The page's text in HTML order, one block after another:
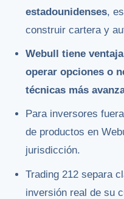
estadounidenses,
construir cartera y
Webull tiene
operar opciones o
técnicas más
Para inversores
de productos en
jurisdicción.
Trading 212 separa
inversión real de su